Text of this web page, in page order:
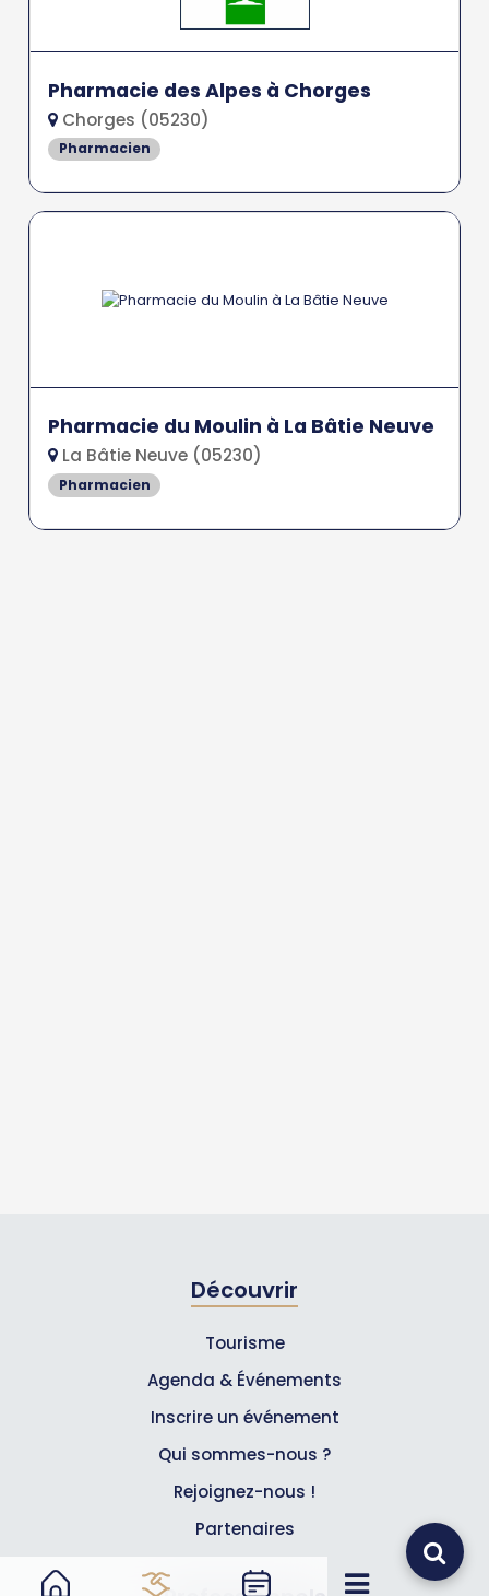
Pharmacie des Alpes à Chorges
Chorges (05230)
Pharmacien
Pharmacie du Moulin à La Bâtie Neuve
La Bâtie Neuve (05230)
Pharmacien
Découvrir
Tourisme
Agenda & Événements
Inscrire un événement
Qui sommes-nous ?
Rejoignez-nous !
Partenaires